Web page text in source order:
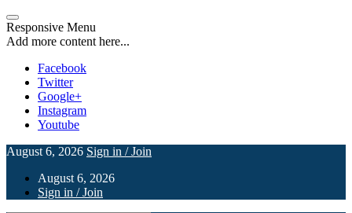
Responsive Menu
Add more content here...
Facebook
Twitter
Google+
Instagram
Youtube
August 6, 2026 Sign in / Join
August 6, 2026
Sign in / Join